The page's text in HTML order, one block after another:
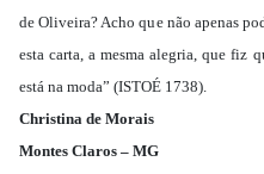
de Oliveira? Acho que não apenas
esta carta, a mesma alegria, que fiz
está na moda” (ISTOÉ 1738).
Christina de Morais
Montes Claros – MG